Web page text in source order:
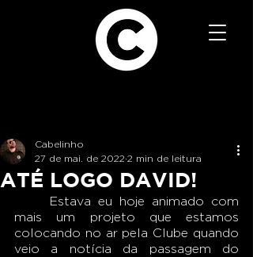
ATÉ LOGO DAVID!
Cabelinho
27 de mai. de 2022 2 min de leitura
mais um projeto que estamos
colocando no ar pela Clube quando
veio a notícia da passagem do